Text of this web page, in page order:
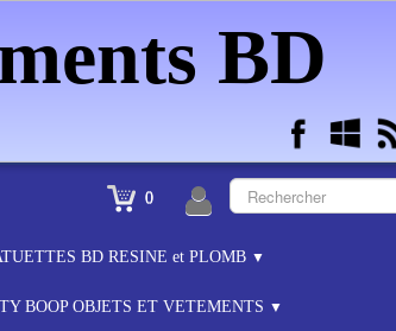
BD
0
BD RESINE et PLOMB ▼
BOOP OBJETS ET VETEMENTS ▼